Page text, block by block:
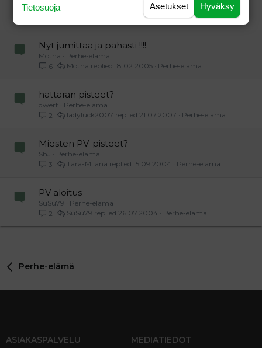
Kippo
Perhe-elämä
18.06.2005
Nyt jumittaa ja pahasti !!!!
Motha
Perhe-elämä
6
Perhe-elämä
18.02.2005
Motha
hattaran pisteet?
qwert
Perhe-elämä
2
Perhe-elämä
21.07.2007
ladyluck2007
Miesten PV-pisteet?
ShJ
Perhe-elämä
3
Perhe-elämä
15.09.2004
Tara-Milana
PV aloitus
SuSu79
Perhe-elämä
2
Perhe-elämä
26.07.2004
SuSu79
Perhe-elämä
ASIAKASPALVELU MEDIATIEDOT
Hyväksy
Asetukset
Tietosuoja